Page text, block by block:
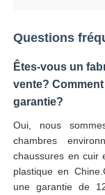
Questions
Êtes-vous un
vente?
garantie?
Oui, nous
chambres
chaussures en cuir
plastique en
une garantie de